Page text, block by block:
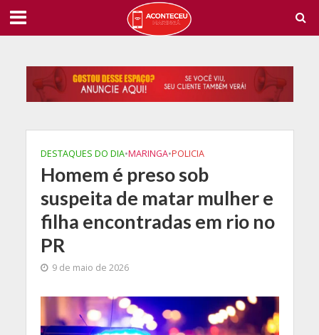
DESTAQUES DO DIA•MARINGA•POLICIA
Homem é preso sob
suspeita de matar mulher e
filha encontradas em rio no
PR
9 de maio de 2026